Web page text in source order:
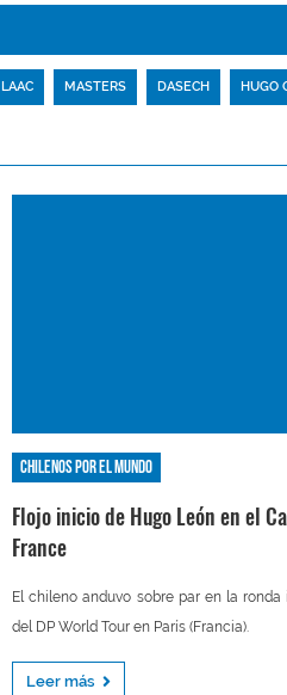
LAAC MASTERS DASECH HUGO
Chilenos por el mundo
Flojo inicio de Hugo León en el
France
El chileno anduvo sobre par en la
del DP World Tour en París (Francia).
Leer más